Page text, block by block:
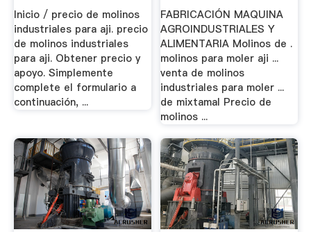
Inicio / precio de molinos
industriales para aji. precio
de molinos industriales
para aji. Obtener precio y
apoyo. Simplemente
complete el formulario a
continuación, ...
FABRICACIÓN MAQUINA
AGROINDUSTRIALES Y
ALIMENTARIA Molinos de .
molinos para moler aji ...
venta de molinos
industriales para moler ...
de mixtamal Precio de
molinos ...